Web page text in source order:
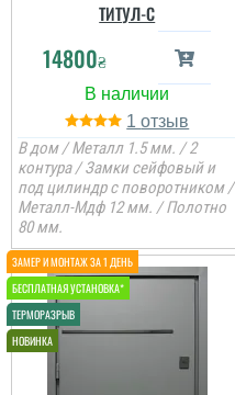
ТИТУЛ-C
14800₴
1
В дом / Металл 1.5 мм. / 2
контура / Замки сейфовый и
под цилиндр с поворотником /
Металл-Мдф 12 мм. / Полотно
80 мм.